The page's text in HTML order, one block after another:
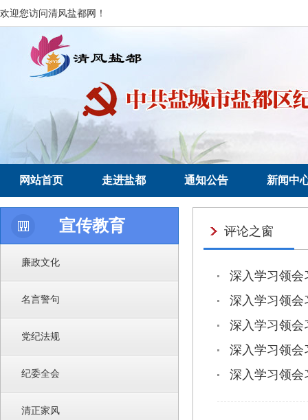
欢迎您访问清风盐都网！
网站首页 走进盐都 通知公告 新闻中
宣传教育
廉政文化
名言警句
党纪法规
纪委全会
清正家风
评论之窗
深入学习领会
深入学习领
深入学习领
深入学习领
深入学习领